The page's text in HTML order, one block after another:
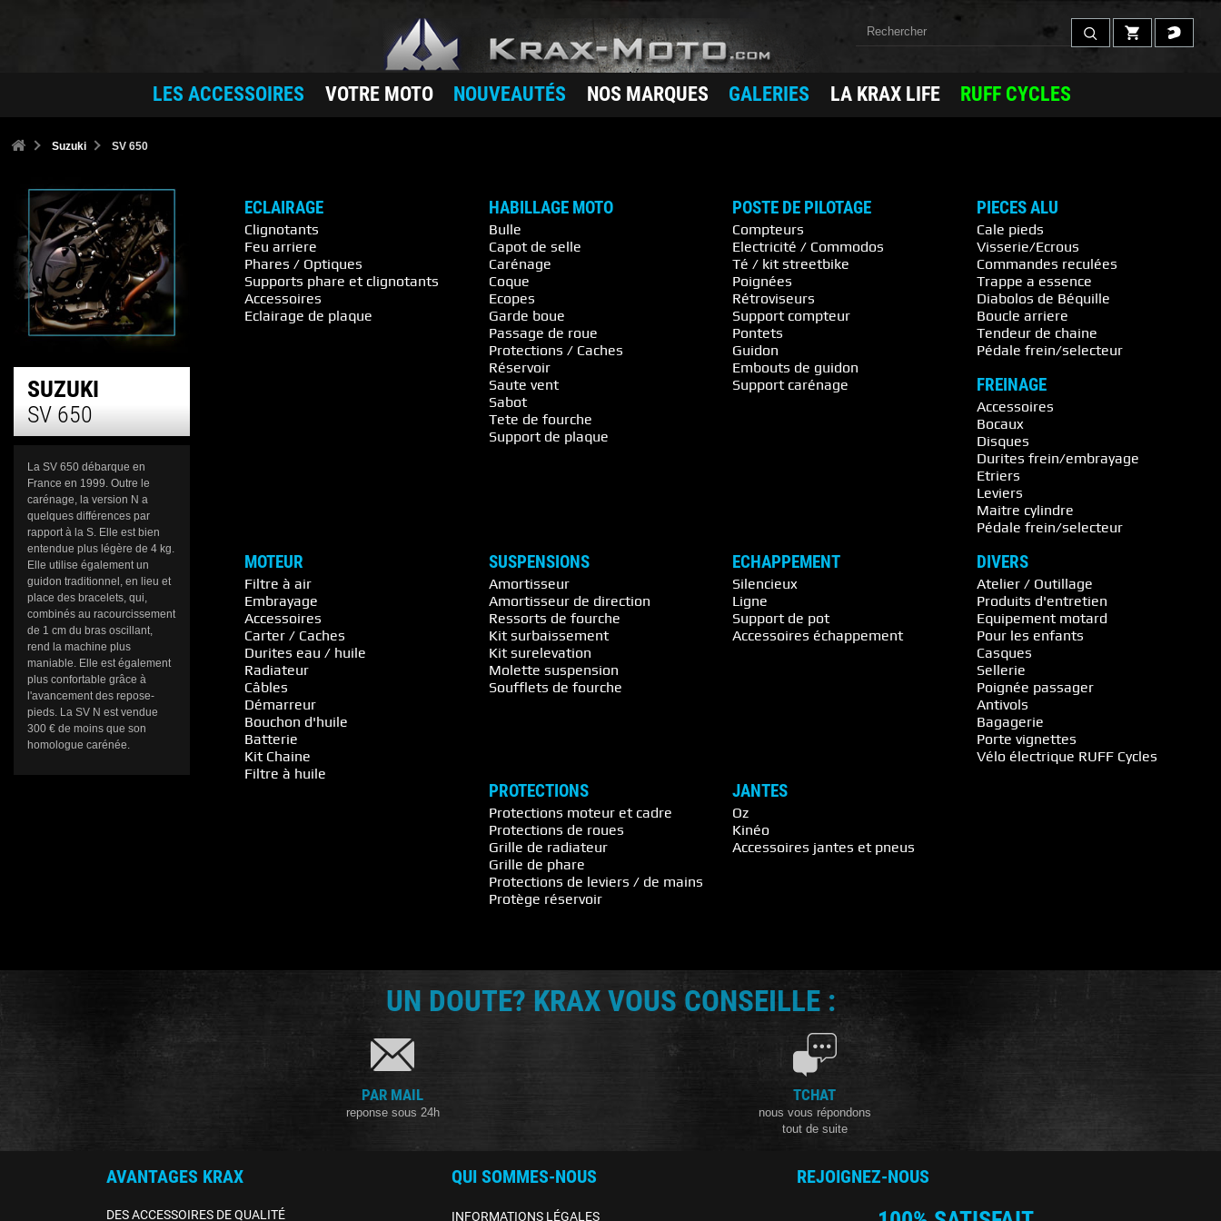
LES ACCESSOIRES VOTRE MOTO NOUVEAUTÉS NOS MARQUES GALERIES LA KRAX LIFE RUFF CYCLES
Suzuki SV 650
SUZUKI
SV 650
La SV 650 débarque en
France en 1999. Outre le
carénage, la version N a
quelques différences par
rapport à la S. Elle est bien
entendue plus légère de 4 kg.
Elle utilise également un
guidon traditionnel, en lieu et
place des bracelets, qui,
combinés au racourcissement
de 1 cm du bras oscillant,
rend la machine plus
maniable. Elle est également
plus confortable grâce à
l'avancement des repose-
pieds. La SV N est vendue
300 € de moins que son
homologue carénée.
ECLAIRAGE
Clignotants
Feu arriere
Phares / Optiques
Supports phare et clignotants
Accessoires
Eclairage de plaque
HABILLAGE MOTO
Bulle
Capot de selle
Carénage
Coque
Ecopes
Garde boue
Passage de roue
Protections / Caches
Réservoir
Saute vent
Sabot
Tete de fourche
Support de plaque
POSTE DE PILOTAGE
Compteurs
Electricité / Commodos
Té / kit streetbike
Poignées
Rétroviseurs
Support compteur
Pontets
Guidon
Embouts de guidon
Support carénage
PIECES ALU
Cale pieds
Visserie/Ecrous
Commandes reculées
Trappe a essence
Diabolos de Béquille
Boucle arriere
Tendeur de chaine
Pédale frein/selecteur
FREINAGE
Accessoires
Bocaux
Disques
Durites frein/embrayage
Etriers
Leviers
Maitre cylindre
Pédale frein/selecteur
MOTEUR
Filtre à air
Embrayage
Accessoires
Carter / Caches
Durites eau / huile
Radiateur
Câbles
Démarreur
Bouchon d'huile
Batterie
Kit Chaine
Filtre à huile
SUSPENSIONS
Amortisseur
Amortisseur de direction
Ressorts de fourche
Kit surbaissement
Kit surelevation
Molette suspension
Soufflets de fourche
ECHAPPEMENT
Silencieux
Ligne
Support de pot
Accessoires échappement
DIVERS
Atelier / Outillage
Produits d'entretien
Equipement motard
Pour les enfants
Casques
Sellerie
Poignée passager
Antivols
Bagagerie
Porte vignettes
Vélo électrique RUFF Cycles
PROTECTIONS
Protections moteur et cadre
Protections de roues
Grille de radiateur
Grille de phare
Protections de leviers / de mains
Protège réservoir
JANTES
Oz
Kinéo
Accessoires jantes et pneus
UN DOUTE? KRAX VOUS CONSEILLE :
PAR MAIL
reponse sous 24h
TCHAT
nous vous répondons
tout de suite
AVANTAGES KRAX
DES ACCESSOIRES DE QUALITÉ
QUI SOMMES-NOUS
INFORMATIONS LÉGALES
REJOIGNEZ-NOUS